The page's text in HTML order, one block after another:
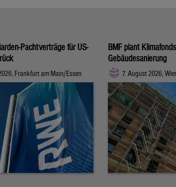
Pachtverträge für US-
Frankfurt am Main/Essen
BMF plant
Gebäudesanierung
7. August 2026,